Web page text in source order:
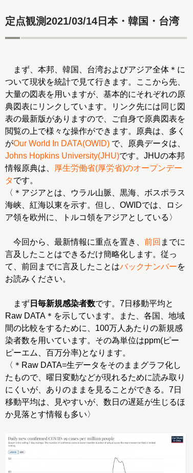
定点観測2021/03/14日本・韓国・台湾
まず、本邦、韓国、台湾およびアジア全体＊に
ついて現状を統計で見て行きます。ここから先、
大量の図表を用いますが、基本的にそれぞれの原
典図表にリンクしています。リンク先には同じ図
表の最新版がありますので、ご自身で原典図表を
閲覧の上で様々な操作ができます。原典は、多く
がOur World In DATA(OWID) で、原典データは、
Johns Hopkins University(JHU)です。JHUの本邦
情報原典は、
厚生労働省(厚労省)のオープンデー
タです。
〈＊アジアとは、ウラル山脈、黒海、ボスポラス
海峡、紅海以東を示す。但し、OWIDでは、ロシ
ア領を欧州に、トルコ領をアジアとしている〉
今回から、最新情報に重点を置き、 前回 までに
言及したことはできるだけ簡略化します。従っ
て、前回までに言及したことはバックナンバーを
お読みください。
まず 日毎新規感染者数です。7日移動平均と
Raw DATA＊を示しています。また、各国、地域
間の比較をするために、100万人あたりの新規感
染者数を用いています。その為単位はppm(ピー
ピーエム、百万分率)となります。
〈＊Raw DATA=生データをそのままグラフ化し
たもので、曜日変動などが現れるために読み取り
にくいが、ありのままを見ることができる。7日
移動平均は、見やすいが、数日の遅延が生じるほ
か見落とす情報も多い〉